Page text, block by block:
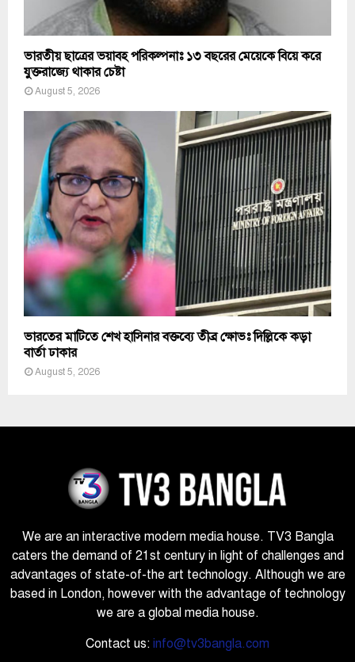
ভারতীয় ছাত্রের ভয়াবহ পরিকল্পনাঃ ১৩ বছরের মেয়েকে বিয়ে করে
যুক্তরাজ্যে থাকার চেষ্টা
August 5, 2026
ভারতের মাটিতে শেখ হাসিনার বক্তব্যে তীব্র ক্ষোভঃ দিল্লিকে কড়া
বার্তা ঢাকার
August 5, 2026
We are an interactive modern media house. TV3 Bangla
caters the demand of 21st century in light of challenges and
advantages of state-of-the art technology. Although we are
based in London, however with the advantage of technology
we are a global media house.
Contact us: info@tv3bangla.com